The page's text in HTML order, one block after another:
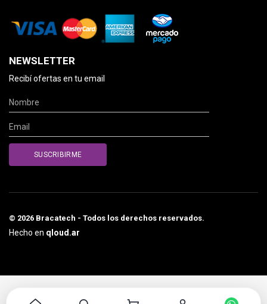
NEWSLETTER
Recibí ofertas en tu email
© 2026 Bracatech - Todos los derechos reservados.
Hecho en qloud.ar